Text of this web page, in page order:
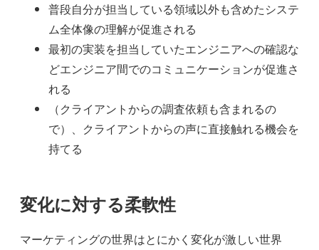
普段自分が担当している領域以外も含めたシステ
ム全体像の理解が促進される
最初の実装を担当していたエンジニアへの確認な
どエンジニア間でのコミュニケーションが促進さ
れる
（クライアントからの調査依頼も含まれるの
で）、クライアントからの声に直接触れる機会を
持てる
変化に対する柔軟性
マーケティングの世界はとにかく変化が激しい世界